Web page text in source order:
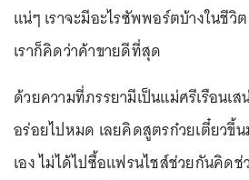
แน่ๆ เราจะมีอะไรซัพพอร์ตบ้างในชีวิ
เราก็คิดว่าค้าขายดีที่สุด
ด้วยความที่ภรรยามีเป็นแม่ศรีเรือนเ
อร่อยไปหมด เลยคิดสูตรก๋วยเตี๋ยวขึ้
เอง ไม่ได้ไปซื้อแฟรนไชส์ช่วยกันคิด